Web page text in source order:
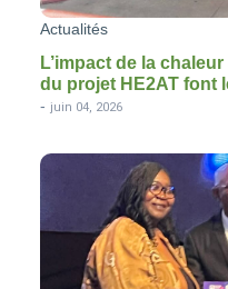
Actualités
L’impact de la
du projet HE2AT font
- juin 04, 2026